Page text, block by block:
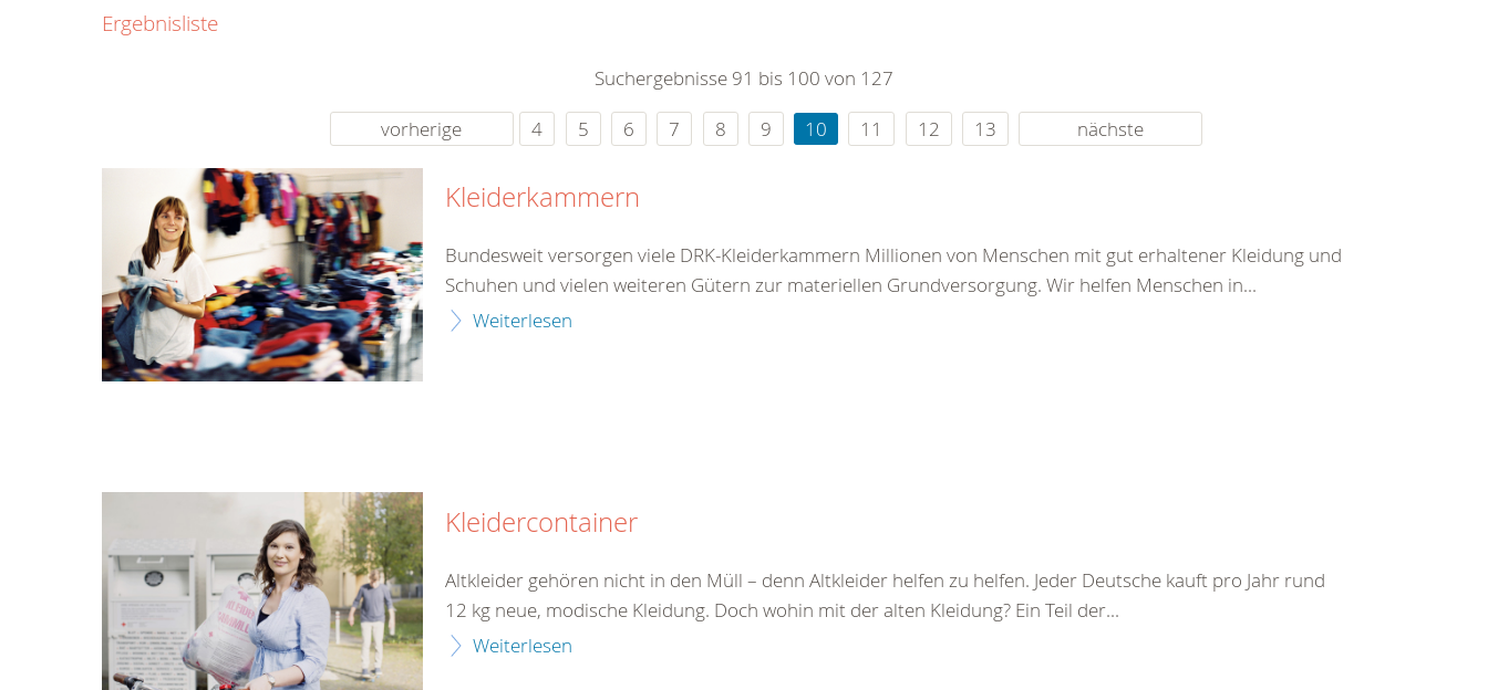
rund um die Uhr
Ergebnisliste
Suchergebnisse 91 bis 100 von 127
vorherige
4 5 6 7 8 9 10 11 12 13 nächste
Kleiderkammern
Bundesweit versorgen viele DRK-Kleiderkammern Millionen von Menschen mit gut erhaltener Kleidung und
Schuhen und vielen weiteren Gütern zur materiellen Grundversorgung. Wir helfen Menschen in...
Weiterlesen
Kleidercontainer
Altkleider gehören nicht in den Müll – denn Altkleider helfen zu helfen. Jeder Deutsche kauft pro Jahr rund
12 kg neue, modische Kleidung. Doch wohin mit der alten Kleidung? Ein Teil der...
Weiterlesen